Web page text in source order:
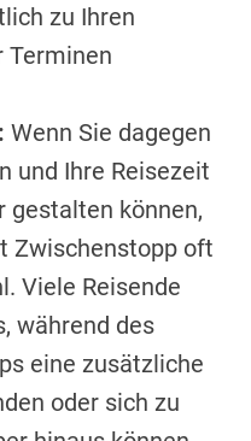
zu Ihren
Terminen
Wenn Sie dagegen
und Ihre Reisezeit
gestalten können,
Zwischenstopp oft
Viele Reisende
während des
eine zusätzliche
oder sich zu